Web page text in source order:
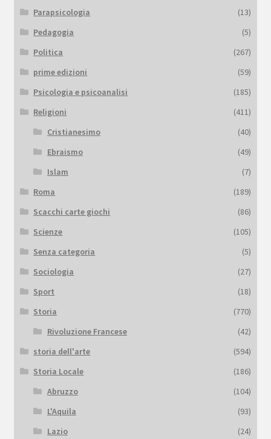
Parapsicologia
(13)
Pedagogia
(5)
Politica
(267)
prime edizioni
(59)
Psicologia e psicoanalisi
(185)
Religioni
(411)
Cristianesimo
(40)
Ebraismo
(49)
Islam
(7)
Roma
(189)
Scacchi carte giochi
(86)
Scienze
(105)
Senza categoria
(5)
Sociologia
(27)
Sport
(18)
Storia
(770)
Rivoluzione Francese
(42)
storia dell'arte
(594)
Storia Locale
(186)
Abruzzo
(104)
L'Aquila
(93)
Lazio
(24)